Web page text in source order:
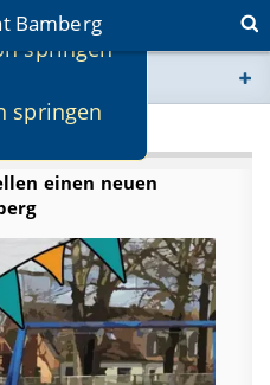
springen
springen
Bamberg
einen neuen